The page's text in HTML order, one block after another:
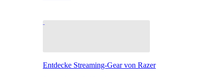
Entdecke Streaming-Gear von Razer